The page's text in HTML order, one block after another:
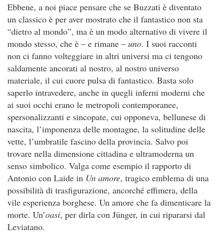
Ebbene, a noi piace pensare che se Buzzati è diventato
un classico è per aver mostrato che il fantastico non sta
“dietro al mondo”, ma è un modo alternativo di vivere il
mondo stesso, che è – e rimane – uno. I suoi racconti
non ci fanno volteggiare in altri universi ma ci tengono
saldamente ancorati al nostro, al nostro universo
materiale, il cui cuore pulsa di fantastico. Basta solo
saperlo intravedere, anche in quegli inferni moderni che
ai suoi occhi erano le metropoli contemporanee,
spersonalizzanti e sincopate, cui opponeva, bellunese di
nascita, l’imponenza delle montagne, la solitudine delle
vette, l’umbratile fascino della provincia. Salvo poi
trovare nella dimensione cittadina e ultramoderna un
senso simbolico. Valga come esempio il rapporto di
Antonio con Laide in Un amore, tragico emblema di una
possibilità di trasfigurazione, ancorché effimera, della
vile esperienza borghese. Un amore che fa dimenticare la
morte. Un’oasi, per dirla con Jünger, in cui ripararsi dal
Leviatano.